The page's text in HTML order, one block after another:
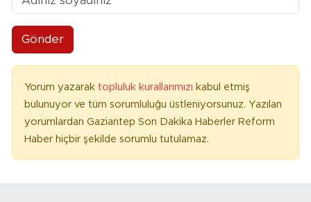
Gönder
Yorum yazarak topluluk kurallarımızı kabul etmiş
bulunuyor ve tüm sorumluluğu üstleniyorsunuz. Yazılan
yorumlardan Gaziantep Son Dakika Haberler Reform
Haber hiçbir şekilde sorumlu tutulamaz.